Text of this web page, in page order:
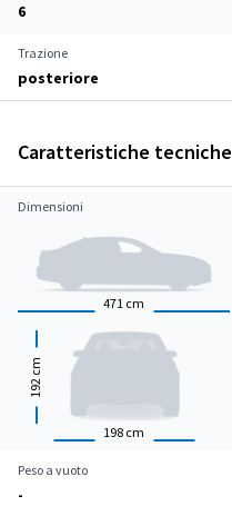
6
Trazione
posteriore
Caratteristiche tecniche
Dimensioni
471 cm
198 cm
192
cm
Peso a vuoto
-